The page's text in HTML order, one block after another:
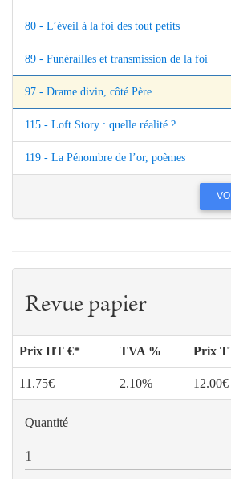
80 - L’éveil à la foi des tout petits
89 - Funérailles et transmission de la foi
97 - Drame divin, côté Père
115 - Loft Story : quelle réalité ?
119 - La Pénombre de l’or, poèmes
Revue papier
Prix HT €* TVA % Prix
11.75€ 2.10% 12.00€
Quantité